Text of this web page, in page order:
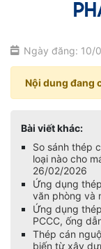
Ngày đăng: 10/
Nội dung đang
Bài viết khác:
So sánh thép
loại nào cho
26/02/2026
Ứng dụng
văn phòng và
Ứng dụng
PCCC, ống
Thép cán
biến từ xây